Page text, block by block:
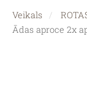
Veikals
Ādas aproce 2x